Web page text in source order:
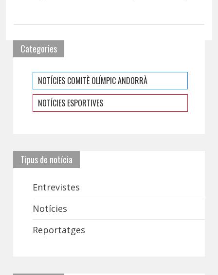
Categories
NOTÍCIES COMITÈ OLÍMPIC ANDORRÀ
NOTÍCIES ESPORTIVES
Tipus de notícia
Entrevistes
Notícies
Reportatges